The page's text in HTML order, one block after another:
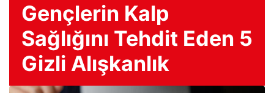
Gençlerin Kalp
Sağlığını Tehdit Eden 5
Gizli Alışkanlık